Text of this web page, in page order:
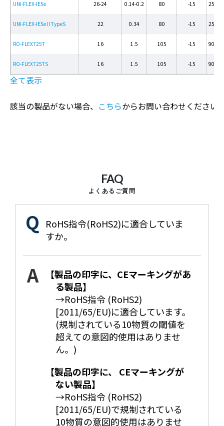
UNI-FLEX-IE5e 26-24 0.14-0.2 80 -15
UNI-FLEX-IE5e II TypeS 22 0.34 80 -15
RO-FLEX725T 16 1.5 105 -15
RO-FLEX725TS 16 1.5 105 -15
全て表示
該当の製品がない場合、 こちらからお問い合わせください
FAQ
よくあるご質問
RoHS指令(RoHS2)に適合していま
すか。
【製品の印字に、CEマーキングがあ
る製品】
→RoHS指令 (RoHS2)
[2011/65/EU)に適合しています。
(規制されている10物質の閾値を
超えての意図的使用はありませ
ん。)
【製品の印字に、 CEマーキングが
ない製品】
→RoHS指令 (RoHS2)
[2011/65/EU)で規制されている
10物質の意図的使用はありませ